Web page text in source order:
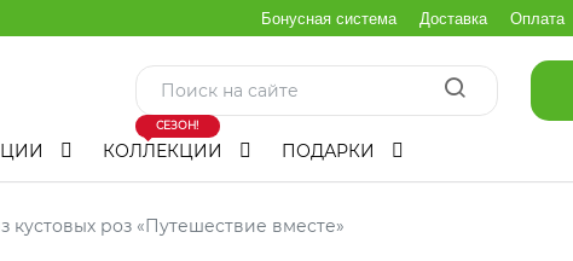
Бонусная система Доставка Оплата
КОЛЛЕКЦИИ
СЕЗОН!
ПОДАРКИ
кустовых роз «Путешествие вместе»